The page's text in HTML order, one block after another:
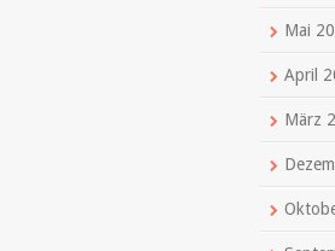
Mai
April
März